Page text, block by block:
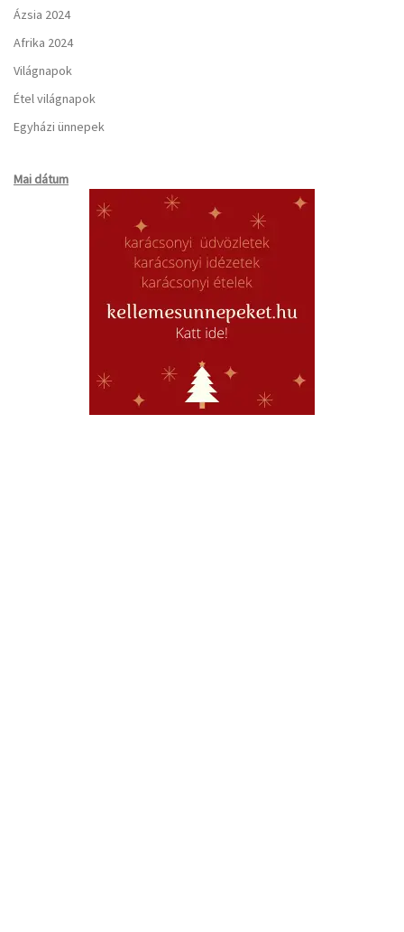
Ázsia 2024
Afrika 2024
Világnapok
Étel világnapok
Egyházi ünnepek
Mai dátum